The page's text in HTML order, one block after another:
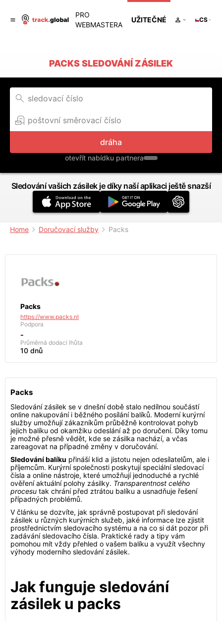
PRO
WEBMASTERA
UŽITEČNÉ CS
PACKS SLEDOVÁNÍ ZÁSILEK
dráha
otevřít nabídku partnera
Sledování vašich zásilek je díky naší aplikaci ještě snazší
Home Doručovací služby Packs
Packs
https://www.packs.nl
Podpora
-
Průměrná dodací lhůta
10 dnů
Packs
Sledování zásilek se v dnešní době stalo nedílnou součástí
online nakupování i běžného posílání balíků. Moderní kurýrní
služby umožňují zákazníkům průběžně kontrolovat pohyb
jejich balíku od okamžiku odeslání až po doručení. Díky tomu
je možné přesně vědět, kde se zásilka nachází, a včas
zareagovat na případné změny v doručování.
Sledování balíku přináší klid a jistotu nejen odesílatelům, ale i
příjemcům. Kurýrní společnosti poskytují speciální sledovací
čísla a online nástroje, které umožňují jednoduché a rychlé
ověření aktuální polohy zásilky. Transparentnost celého
procesu tak chrání před ztrátou balíku a usnadňuje řešení
případných problémů.
V článku se dozvíte, jak správně postupovat při sledování
zásilek u různých kurýrních služeb, jaké informace lze zjistit
prostřednictvím sledovacího systému a na co si dát pozor při
zadávání sledovacího čísla. Praktické rady a tipy vám
pomohou mít vždy přehled o vašem balíku a využít všechny
výhody moderního sledování zásilek.
Jak funguje sledování
zásilek u packs